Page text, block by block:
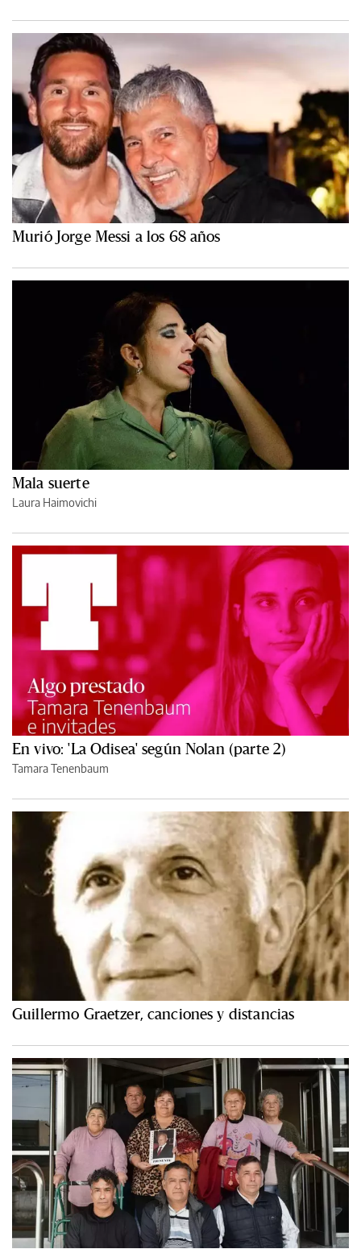
Murió Jorge Messi a los 68 años
Mala suerte
Laura Haimovichi
En vivo: 'La Odisea' según Nolan (parte 2)
Tamara Tenenbaum
Guillermo Graetzer, canciones y distancias